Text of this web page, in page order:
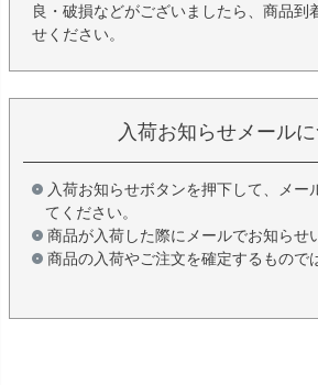
良・破損などがございましたら、商品到
せください。
入荷お知らせメール
入荷お知らせボタンを押下して、メー
てください。
商品が入荷した際にメールでお知らせ
商品の入荷やご注文を確定するもので